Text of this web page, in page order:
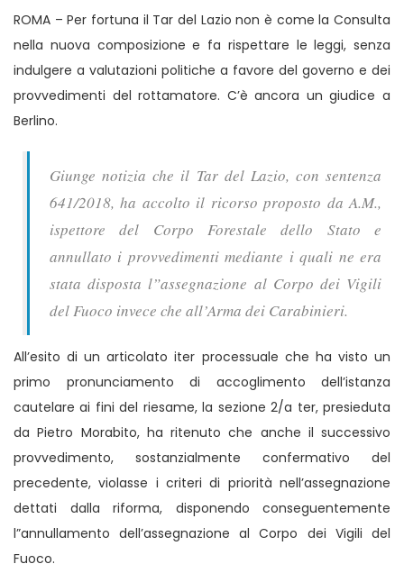
ROMA – Per fortuna il Tar del Lazio non è come la Consulta
nella nuova composizione e fa rispettare le leggi, senza
indulgere a valutazioni politiche a favore del governo e dei
provvedimenti del rottamatore. C’è ancora un giudice a
Berlino.
Giunge notizia che il Tar del Lazio, con sentenza
641/2018, ha accolto il ricorso proposto da A.M.,
ispettore del Corpo Forestale dello Stato e
annullato i provvedimenti mediante i quali ne era
stata disposta l”assegnazione al Corpo dei Vigili
del Fuoco invece che all’Arma dei Carabinieri.
All’esito di un articolato iter processuale che ha visto un
primo pronunciamento di accoglimento dell’istanza
cautelare ai fini del riesame, la sezione 2/a ter, presieduta
da Pietro Morabito, ha ritenuto che anche il successivo
provvedimento, sostanzialmente confermativo del
precedente, violasse i criteri di priorità nell’assegnazione
dettati dalla riforma, disponendo conseguentemente
l”annullamento dell’assegnazione al Corpo dei Vigili del
Fuoco.